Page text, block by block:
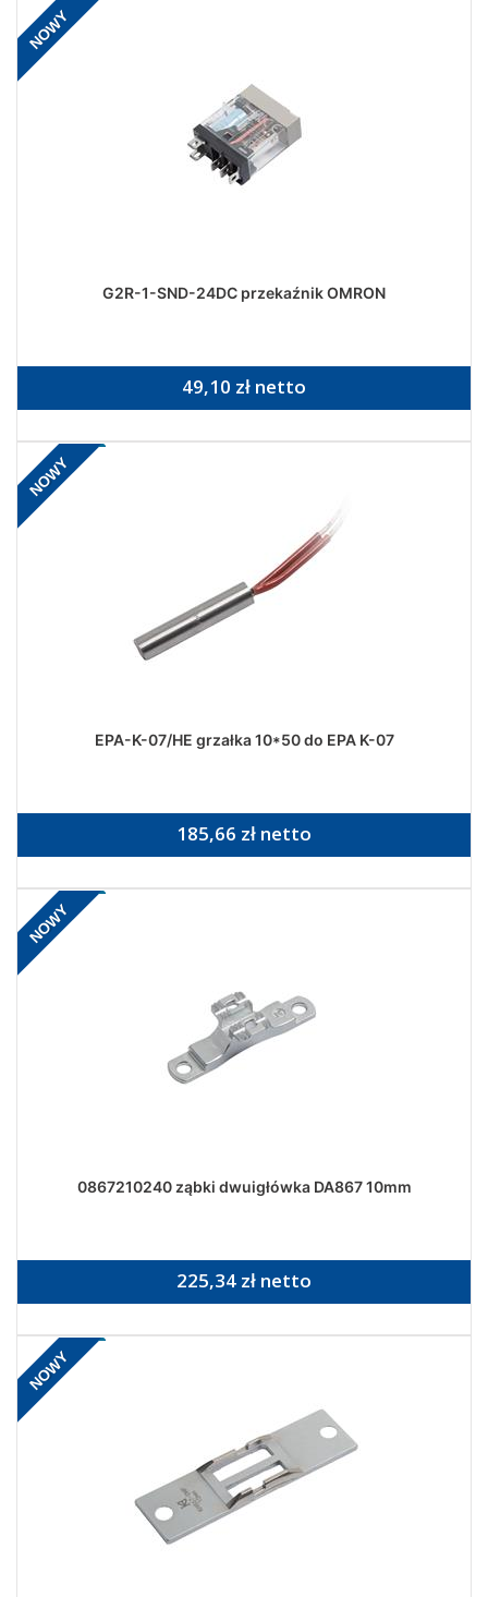
NOWY
G2R-1-SND-24DC przekaźnik OMRON
49,10 zł netto
NOWY
EPA-K-07/HE grzałka 10*50 do EPA K-07
185,66 zł netto
NOWY
0867210240 ząbki dwuigłówka DA867 10mm
225,34 zł netto
NOWY